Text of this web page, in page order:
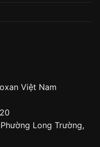
Việt Nam
Long Trường,